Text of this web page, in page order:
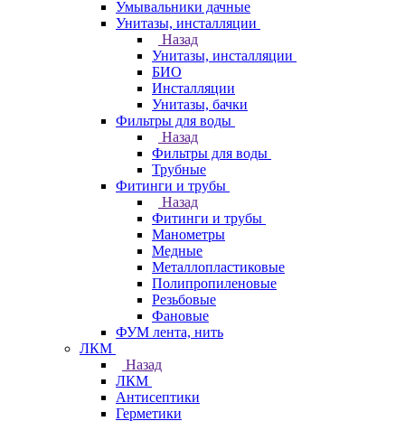
Умывальники дачные
Унитазы, инсталляции
Назад
Унитазы, инсталляции
БИО
Инсталляции
Унитазы, бачки
Фильтры для воды
Назад
Фильтры для воды
Трубные
Фитинги и трубы
Назад
Фитинги и трубы
Манометры
Медные
Металлопластиковые
Полипропиленовые
Резьбовые
Фановые
ФУМ лента, нить
ЛКМ
Назад
ЛКМ
Антисептики
Герметики